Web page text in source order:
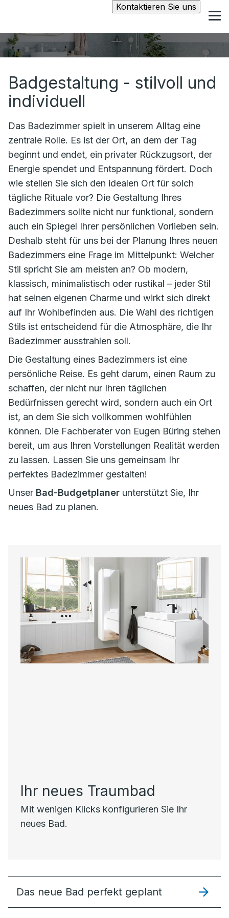
Kontaktieren Sie uns
Badgestaltung - stilvoll und
individuell
Das Badezimmer spielt in unserem Alltag eine
zentrale Rolle. Es ist der Ort, an dem der Tag
beginnt und endet, ein privater Rückzugsort, der
Energie spendet und Entspannung fördert. Doch
wie stellen Sie sich den idealen Ort für solch
tägliche Rituale vor? Die Gestaltung Ihres
Badezimmers sollte nicht nur funktional, sondern
auch ein Spiegel Ihrer persönlichen Vorlieben sein.
Deshalb steht für uns bei der Planung Ihres neuen
Badezimmers eine Frage im Mittelpunkt: Welcher
Stil spricht Sie am meisten an? Ob modern,
klassisch, minimalistisch oder rustikal – jeder Stil
hat seinen eigenen Charme und wirkt sich direkt
auf Ihr Wohlbefinden aus. Die Wahl des richtigen
Stils ist entscheidend für die Atmosphäre, die Ihr
Badezimmer ausstrahlen soll.
Die Gestaltung eines Badezimmers ist eine
persönliche Reise. Es geht darum, einen Raum zu
schaffen, der nicht nur Ihren täglichen
Bedürfnissen gerecht wird, sondern auch ein Ort
ist, an dem Sie sich vollkommen wohlfühlen
können. Die Fachberater von Eugen Büring stehen
bereit, um aus Ihren Vorstellungen Realität werden
zu lassen. Lassen Sie uns gemeinsam Ihr
perfektes Badezimmer gestalten!
Unser Bad-Budgetplaner unterstützt Sie, Ihr
neues Bad zu planen.
Ihr neues Traumbad
Mit wenigen Klicks konfigurieren Sie Ihr
neues Bad.
Das neue Bad perfekt geplant